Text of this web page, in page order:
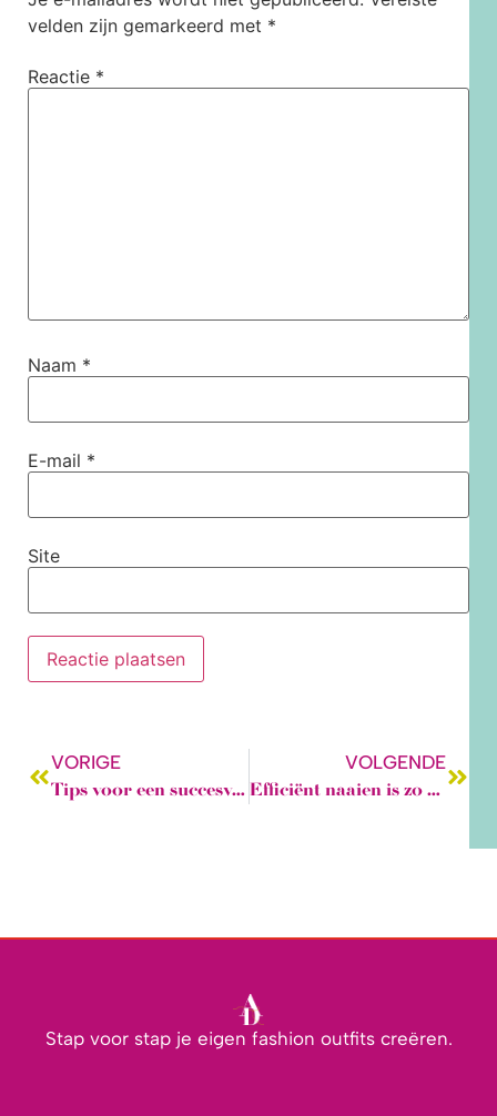
velden zijn gemarkeerd met *
Reactie *
Naam *
E-mail *
Site
VORIGE
Tips voor een succesvol naai-avontuur: Aan de slag met je stof in 5 stappen
VOLGENDE
Efficiënt naaien is zo min mogelijk instellingen van je naaimachine wijzigen.
Stap voor stap je eigen fashion outfits creëren.